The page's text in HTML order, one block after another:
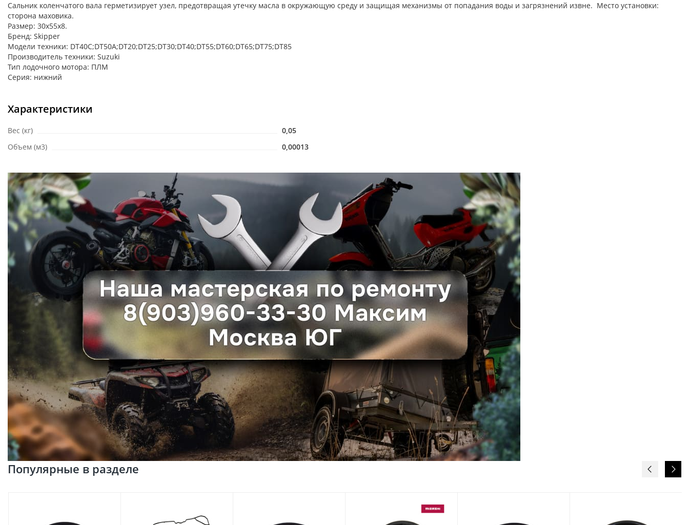
Cальник коленчатого вала герметизирует узел, предотвращая утечку масла в окружающую среду и защищая механизмы от попадания воды и загрязнений извне. Место установки:
сторона маховика.
Размер: 30х55х8.
Бренд: Skipper
Модели техники: DT40C;DT50A;DT20;DT25;DT30;DT40;DT55;DT60;DT65;DT75;DT85
Производитель техники: Suzuki
Тип лодочного мотора: ПЛМ
Серия: нижний
Характеристики
Вес (кг)
0,05
Объем (м3)
0,00013
Популярные в разделе